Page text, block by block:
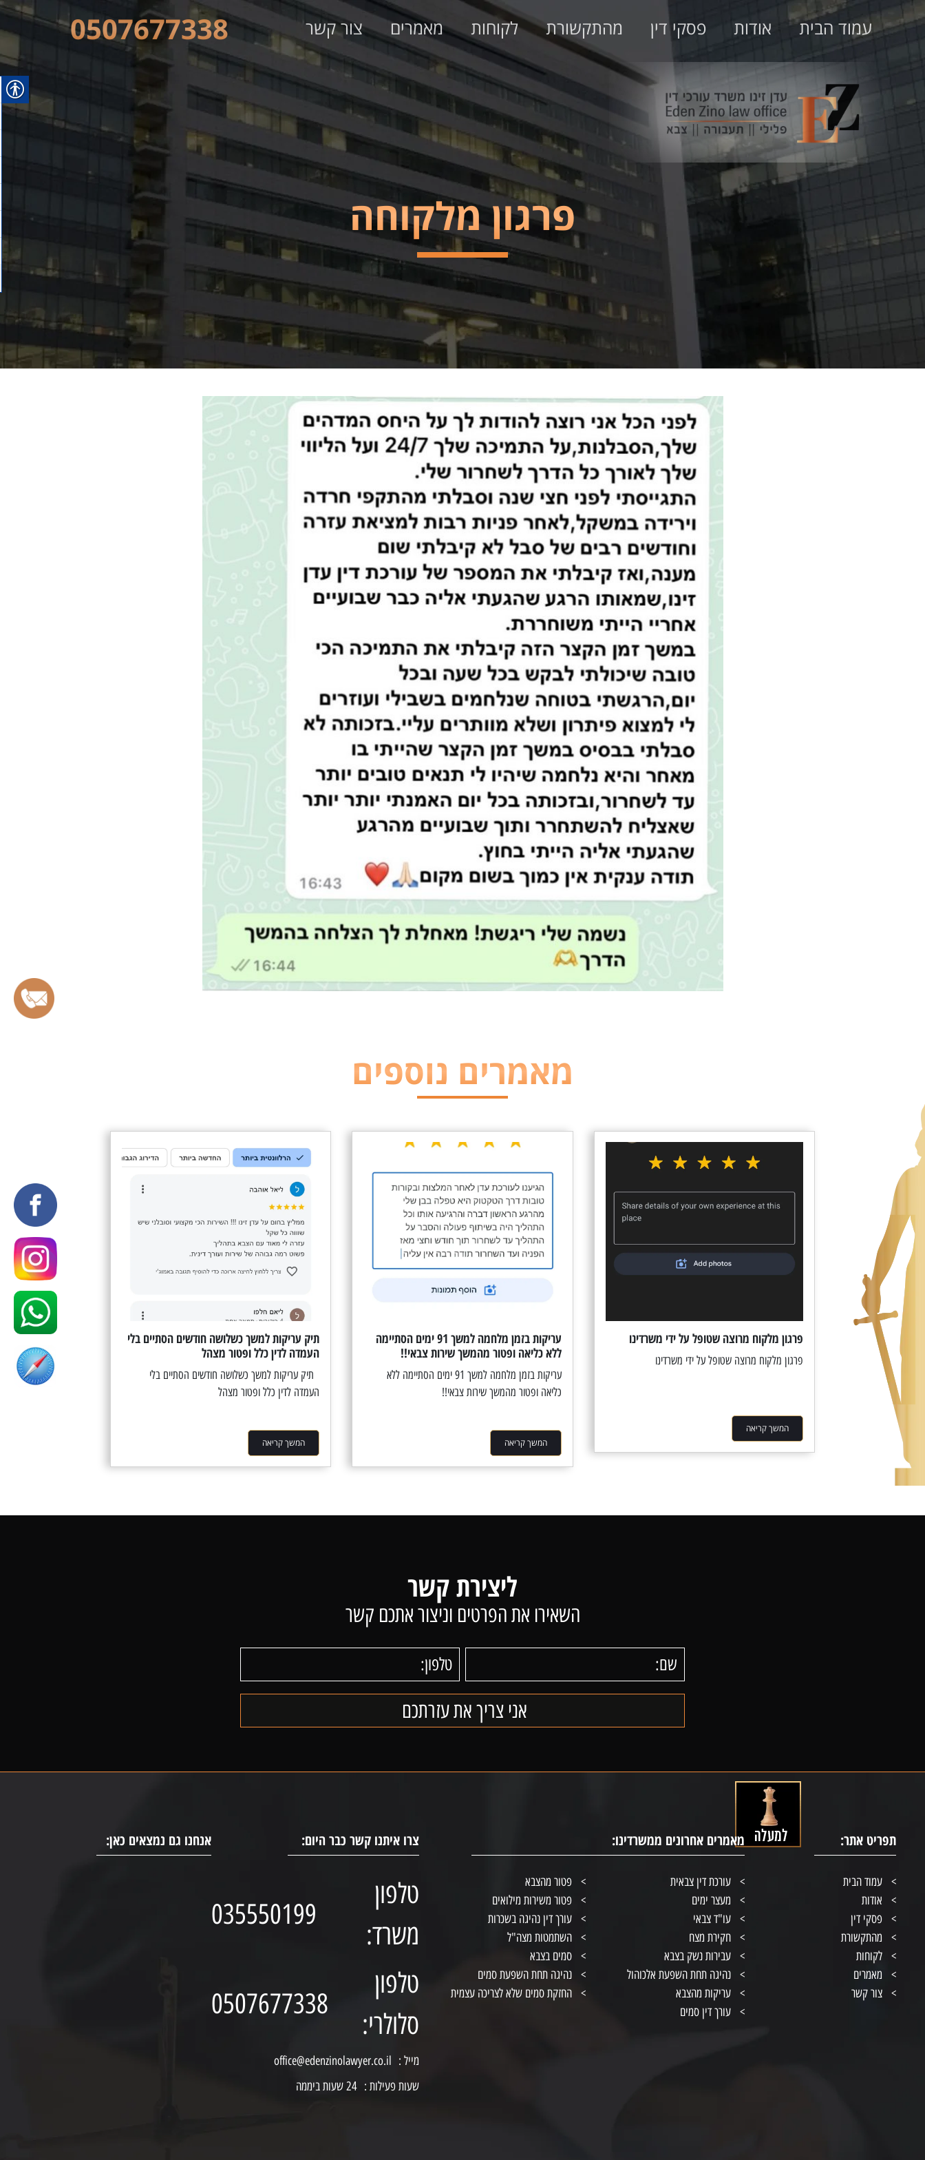
עמוד הבית אודות פסקי דין מהתקשורת לקוחות מאמרים צור קשר 0507677338
פרגון מלקוחה
מאמרים נוספים
פרגון מלקוח מרוצה שטופל על ידי משרדינו
פרגון מלקוח מרוצה שטופל על ידי משרדינו
המשך קריאה
עריקות בזמן מלחמה למשך 91 ימים הסתיימה
ללא כליאה ופטור מהמשך שירות צבאי!!
עריקות בזמן מלחמה למשך 91 ימים הסתיימה ללא
כליאה ופטור מהמשך שירות צבאי!!
המשך קריאה
תיק עריקות למשך כשלושה חודשים הסתיים בלי
העמדה לדין כלל ופטור מצהל
תיק עריקות למשך כשלושה חודשים הסתיים בלי
העמדה לדין כלל ופטור מצהל
המשך קריאה
ליצירת קשר
השאירו את הפרטים וניצור אתכם קשר
תפריט אתר:
עמוד הבית
אודות
פסקי דין
מהתקשורת
לקוחות
מאמרים
צור קשר
מאמרים אחרונים ממשרדינו:
עורכת דין צבאית
פטור מהצבא
מעצר ימים
פטור משירות מילואים
עו"ד צבאי
עורך דין נהיגה בשכרות
חקירת מצח
השתמטות מצה"ל
עבירות נשק בצבא
סמים בצבא
נהיגה תחת השפעת אלכוהול
נהיגה תחת השפעת סמים
עריקות מהצבא
החזקת סמים שלא לצריכה עצמית
עורך דין סמים
צרו איתנו קשר כבר היום:
טלפון
משרד:
035550199
טלפון
סלולרי:
0507677338
מייל : office@edenzinolawyer.co.il
שעות פעילות : 24 שעות ביממה
אנחנו גם נמצאים כאן: